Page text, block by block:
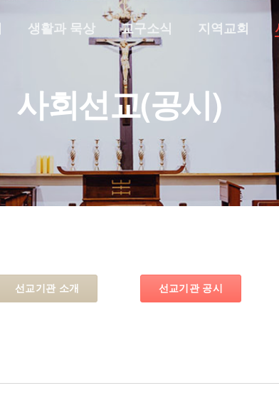
생활과 묵상 교구소식 지역교회
사회선교(공시)
선교기관 소개 선교기관 공시